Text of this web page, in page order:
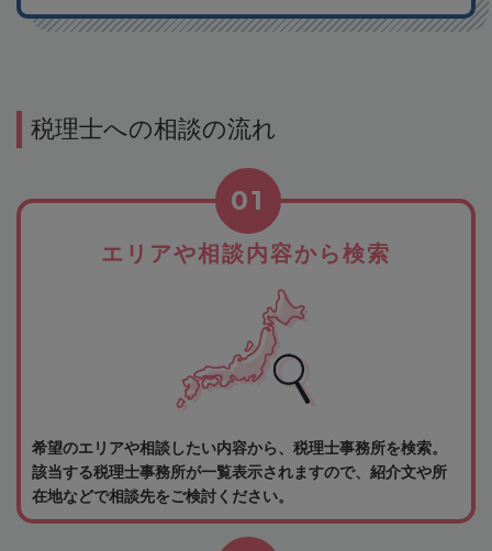
税理士への相談の流れ
エリアや相談内容から検索
01
希望のエリアや相談したい内容から、税理士事務所を検索。
該当する税理士事務所が一覧表示されますので、紹介文や所
在地などで相談先をご検討ください。